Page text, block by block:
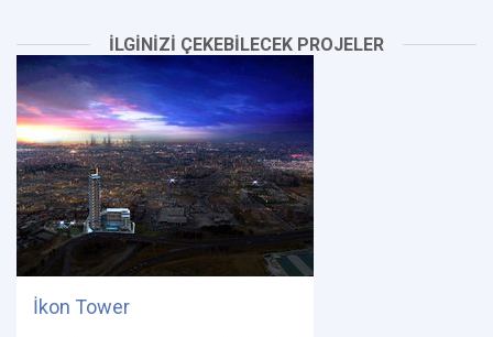
İLGİNİZİ ÇEKEBİLECEK PROJELER
İkon Tower